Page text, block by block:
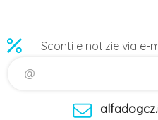
Sconti e notizie via e-